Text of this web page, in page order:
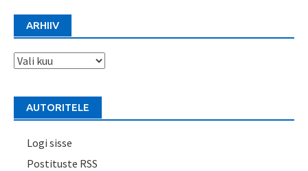
ARHIIV
Arhiiv
AUTORITELE
Logi sisse
Postituste RSS